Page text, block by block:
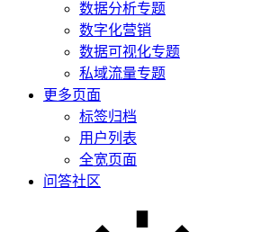
数据分析专题
数字化营销
数据可视化专题
私域流量专题
更多页面
标签归档
用户列表
全宽页面
问答社区